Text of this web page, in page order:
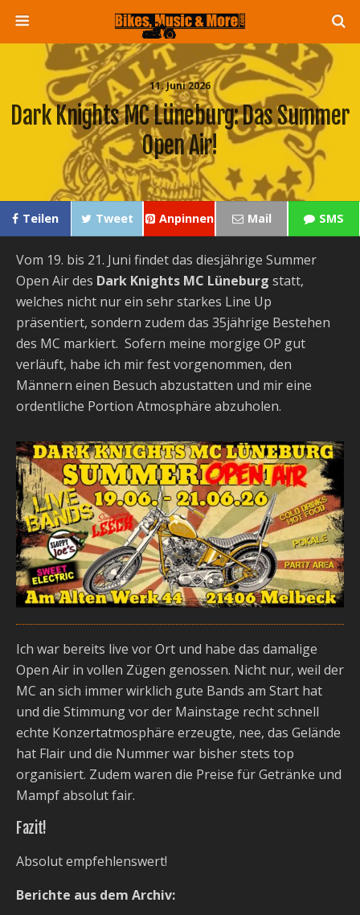
11. Juni 2026
Dark Knights MC Lüneburg: Das Summer
Open Air!
Teilen Tweet Anpinnen Mail SMS
Vom 19. bis 21. Juni findet das diesjährige Summer
Open Air des Dark Knights MC Lüneburg statt,
welches nicht nur ein sehr starkes Line Up
präsentiert, sondern zudem das 35jährige Bestehen
des MC markiert. Sofern meine morgige OP gut
verläuft, habe ich mir fest vorgenommen, den
Männern einen Besuch abzustatten und mir eine
ordentliche Portion Atmosphäre abzuholen.
Ich war bereits live vor Ort und habe das damalige
Open Air in vollen Zügen genossen. Nicht nur, weil der
MC an sich immer wirklich gute Bands am Start hat
und die Stimmung vor der Mainstage recht schnell
echte Konzertatmosphäre erzeugte, nee, das Gelände
hat Flair und die Nummer war bisher stets top
organisiert. Zudem waren die Preise für Getränke und
Mampf absolut fair.
Fazit!
Absolut empfehlenswert!
Berichte aus dem Archiv: